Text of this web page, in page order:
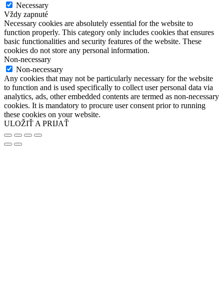
Necessary
Vždy zapnuté
Necessary cookies are absolutely essential for the website to
function properly. This category only includes cookies that ensures
basic functionalities and security features of the website. These
cookies do not store any personal information.
Non-necessary
Non-necessary
Any cookies that may not be particularly necessary for the website
to function and is used specifically to collect user personal data via
analytics, ads, other embedded contents are termed as non-necessary
cookies. It is mandatory to procure user consent prior to running
these cookies on your website.
ULOŽIŤ A PRIJAŤ